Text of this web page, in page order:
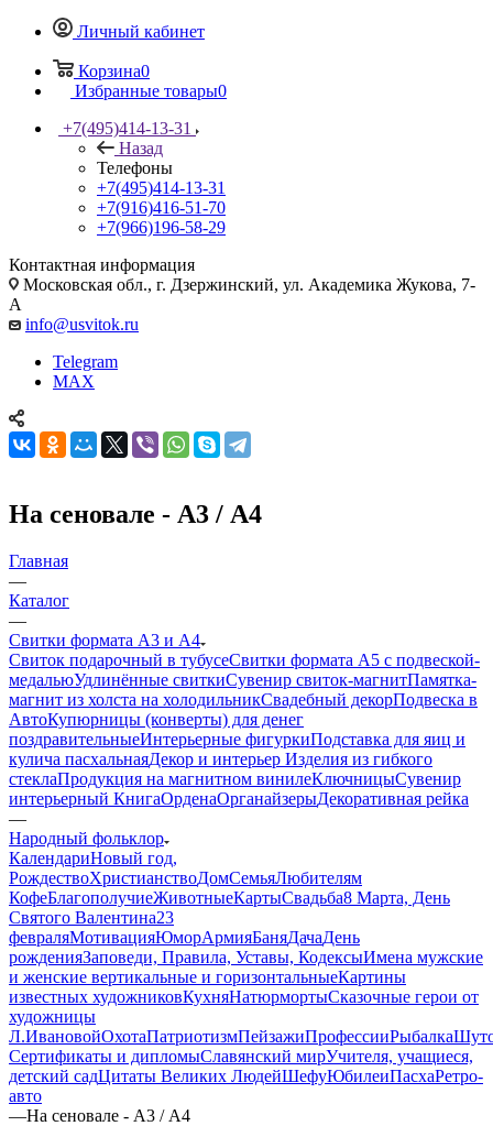
Личный кабинет
Корзина0
Избранные товары0
+7(495)414-13-31
Назад
Телефоны
+7(495)414-13-31
+7(916)416-51-70
+7(966)196-58-29
Контактная информация
Московская обл., г. Дзержинский, ул. Академика Жукова, 7-
А
info@usvitok.ru
Telegram
MAX
На сеновале - А3 / А4
Главная
—
Каталог
—
Свитки формата А3 и А4
Свиток подарочный в тубусеСвитки формата А5 с подвеской-
медальюУдлинённые свиткиСувенир свиток-магнитПамятка-
магнит из холста на холодильникСвадебный декорПодвеска в
АвтоКупюрницы (конверты) для денег
поздравительныеИнтерьерные фигуркиПодставка для яиц и
кулича пасхальнаяДекор и интерьер Изделия из гибкого
стеклаПродукция на магнитном винилеКлючницыСувенир
интерьерный КнигаОрденаОрганайзерыДекоративная рейка
—
Народный фольклор
КалендариНовый год,
РождествоХристианствоДомСемьяЛюбителям
КофеБлагополучиеЖивотныеКартыСвадьба8 Марта, День
Святого Валентина23
февраляМотивацияЮморАрмияБаняДачаДень
рожденияЗаповеди, Правила, Уставы, КодексыИмена мужские
и женские вертикальные и горизонтальныеКартины
известных художниковКухняНатюрмортыСказочные герои от
художницы
Л.ИвановойОхотаПатриотизмПейзажиПрофессииРыбалка
Сертификаты и дипломыСлавянский мирУчителя, учащиеся,
детский садЦитаты Великих ЛюдейШефуЮбилеиПасхаРетро-
авто
—На сеновале - А3 / А4